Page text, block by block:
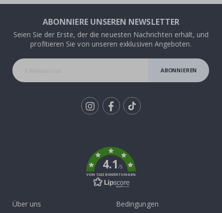
ABONNIERE UNSEREN NEWSLETTER
Seien Sie der Erste, der die neuesten Nachrichten erhält, und
profitieren Sie von unseren exklusiven Angeboten.
ABONNIEREN
4.1/5
VON 1023 BEWERTUNGEN
Über uns
Bedingungen